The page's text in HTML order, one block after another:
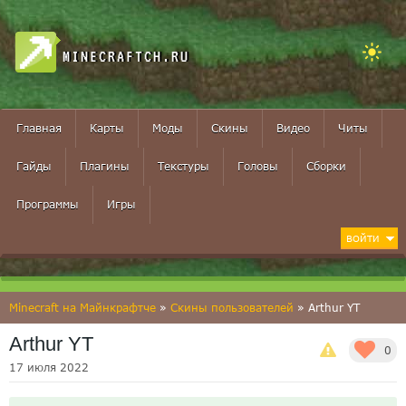
MINECRAFTCH.RU
Главная Карты Моды Скины Видео Читы
Гайды Плагины Текстуры Головы Сборки
Программы Игры
ВОЙТИ
Minecraft на Майнкрафтче » Скины пользователей » Arthur YT
0
Arthur YT
17 июля 2022